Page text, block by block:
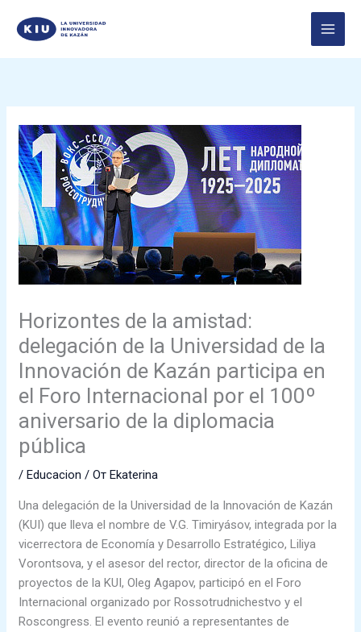
Horizontes de la amistad:
delegación de la Universidad de la
Innovación de Kazán participa en
el Foro Internacional por el 100º
aniversario de la diplomacia
pública
/Educacion / ОтEkaterina
Una delegación de la Universidad de la Innovación de Kazán
(KUI) que lleva el nombre de V.G. Timiryásov, integrada por la
vicerrectora de Economía y Desarrollo Estratégico, Liliya
Vorontsova, y el asesor del rector, director de la oficina de
proyectos de la KUI, Oleg Agapov, participó en el Foro
Internacional organizado por Rossotrudnichestvo y el
Roscongress. El evento reunió a representantes de